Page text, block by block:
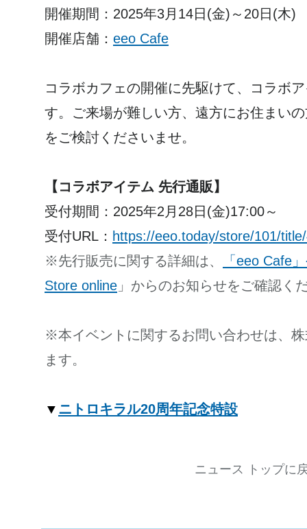
開催期間：2025年3月14日(金)～20日(木)
開催店舗： eeo Cafe
コラボカフェの開催に先駆けて、コラボ
す。ご来場が難しい方、遠方にお住まい
をご検討くださいませ。
【コラボアイテム 先行通販】
受付期間：2025年2月28日(金)17:00～
受付URL： https://eeo.today/store/101/
※先行販売に関する詳細は、
「eeo Cafe
Store online 」からのお知らせをご確認く
※本イベントに関するお問い合わせは、
ます。
▼ ニトロキラル20周年記念特設
ニュース トップに